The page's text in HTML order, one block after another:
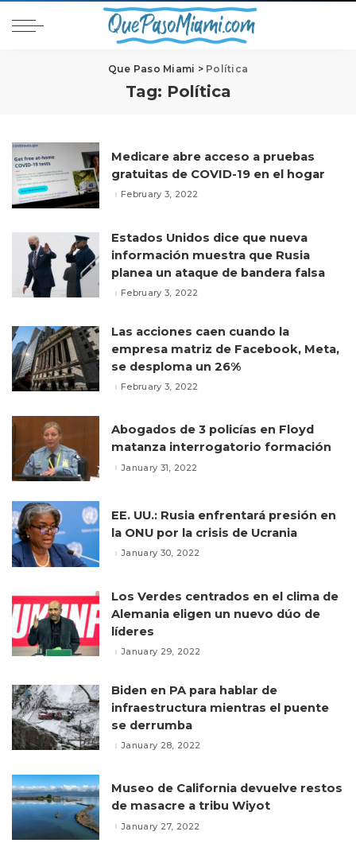
Que Paso Miami > Política
Tag: Política
Medicare abre acceso a pruebas
gratuitas de COVID-19 en el hogar
February 3, 2022
Estados Unidos dice que nueva
información muestra que Rusia
planea un ataque de bandera falsa
February 3, 2022
Las acciones caen cuando la
empresa matriz de Facebook, Meta,
se desploma un 26%
February 3, 2022
Abogados de 3 policías en Floyd
matanza interrogatorio formación
January 31, 2022
EE. UU.: Rusia enfrentará presión en
la ONU por la crisis de Ucrania
January 30, 2022
Los Verdes centrados en el clima de
Alemania eligen un nuevo dúo de
líderes
January 29, 2022
Biden en PA para hablar de
infraestructura mientras el puente
se derrumba
January 28, 2022
Museo de California devuelve restos
de masacre a tribu Wiyot
January 27, 2022